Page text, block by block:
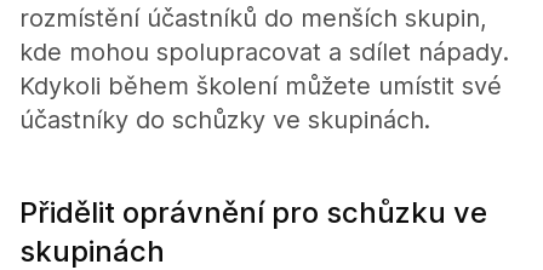
rozmístění účastníků do menších skupin,
kde mohou spolupracovat a sdílet nápady.
Kdykoli během školení můžete umístit své
účastníky do schůzky ve skupinách.
Přidělit oprávnění pro schůzku ve
skupinách